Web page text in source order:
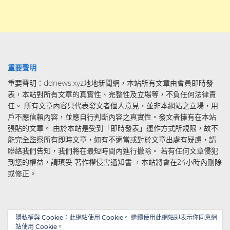
重要聲明
重要聲明：ddnews.xyz地地新聞網，本站所有文章由會員即時發
表，本站對所有文章的真實性、完整性及立場等，不負任何法律責
任。 所有文章內容只代表發文者個人意見，並非本網站之立場，用
戶不應信賴內容，並應自行判斷內容之真實性。發文者擁有在本站
張貼的文章。 由於本站是受到「即時發表」運作方式所規限，故不
能完全監察所有即時文章，如有不適當或對於文章出處有疑慮，請
聯絡我們告知，我們將在最短時間內進行撤除。 若有任何文章侵犯
到您的權益，請瑱妥 著作權侵害通知書 ，本站將會在24小時內刪除
或修正。
隱私權與 Cookie：此網站使用 Cookie。 繼續使用此網站即表示你同意網
站使用 Cookie。